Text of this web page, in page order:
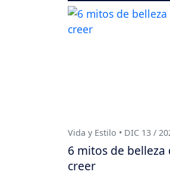
Vida y Estilo • DIC 13 /
6 mitos de
creer